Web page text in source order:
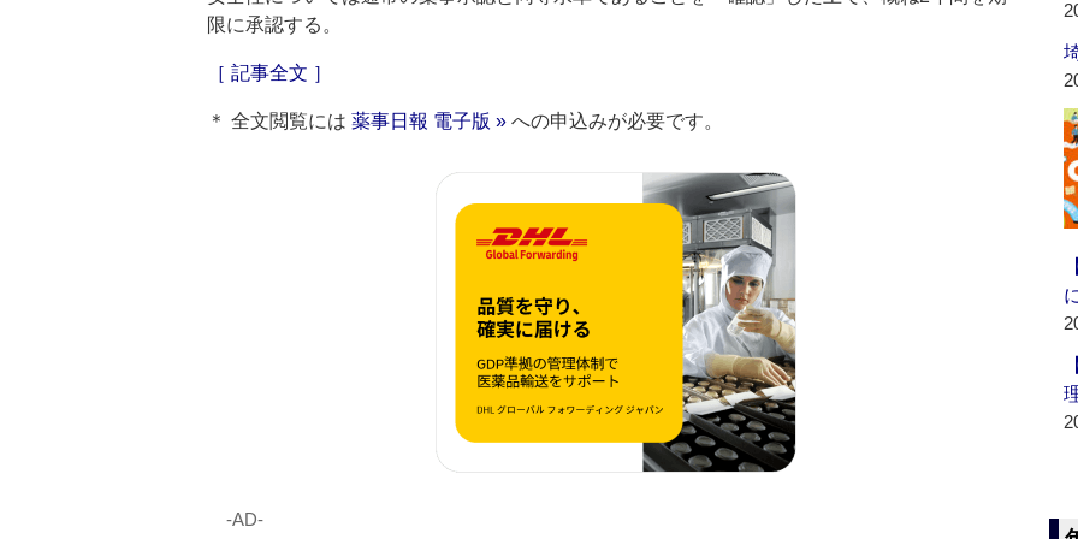
限に承認する。
［ 記事全文 ］
＊ 全文閲覧には 薬事日報 電子版 » への申込みが必要です。
‐AD‐